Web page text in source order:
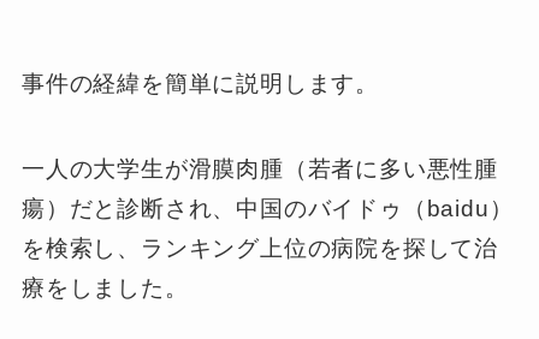
事件の経緯を簡単に説明します。
一人の大学生が滑膜肉腫（若者に多い悪性腫
瘍）だと診断され、中国のバイドゥ（baidu）
を検索し、ランキング上位の病院を探して治
療をしました。